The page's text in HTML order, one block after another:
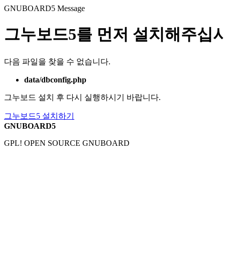
GNUBOARD5 Message
그누보드5를 먼저 설치해주십
다음 파일을 찾을 수 없습니다.
data/dbconfig.php
그누보드 설치 후 다시 실행하시기 바랍니다.
그누보드5 설치하기
GNUBOARD5
GPL! OPEN SOURCE GNUBOARD